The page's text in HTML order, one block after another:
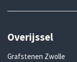
Overijssel
Grafstenen Zwolle